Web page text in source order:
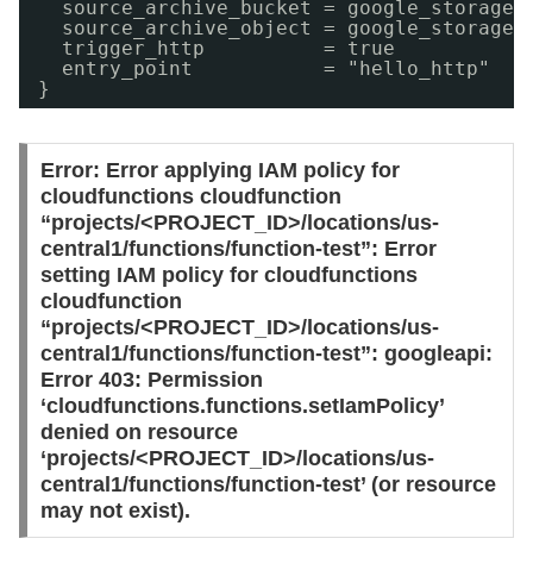
source_archive_bucket =
source_archive_object =
trigger_http          = true
entry_point           = "hello_http"
}
Error: Error applying IAM policy for
cloudfunctions cloudfunction
“projects/<PROJECT_ID>/locations/us-
central1/functions/function-test”: Error
setting IAM policy for cloudfunctions
cloudfunction
“projects/<PROJECT_ID>/locations/us-
central1/functions/function-test”: googleapi:
Error 403: Permission
‘cloudfunctions.functions.setIamPolicy’
denied on resource
‘projects/<PROJECT_ID>/locations/us-
central1/functions/function-test’ (or resource
may not exist).